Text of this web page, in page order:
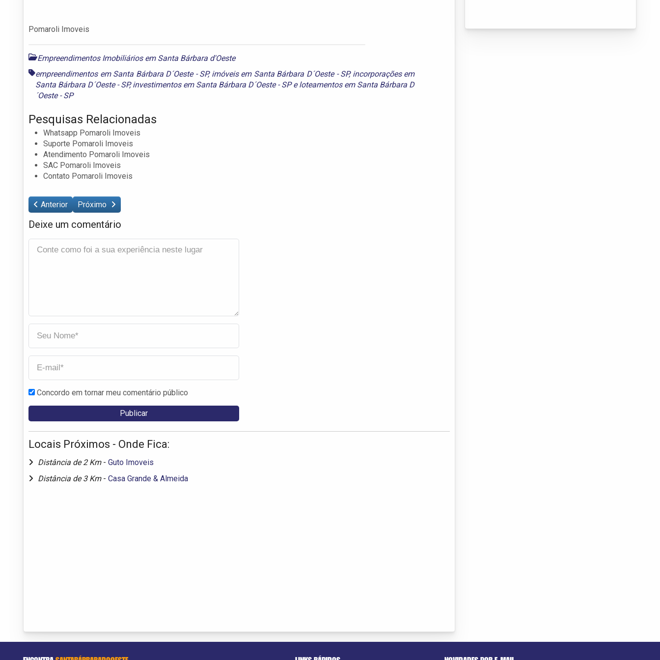
Pomaroli Imoveis
Empreendimentos Imobiliários em Santa Bárbara d'Oeste
empreendimentos em Santa Bárbara D´Oeste - SP, imóveis em Santa Bárbara D´Oeste - SP, incorporações em
Santa Bárbara D´Oeste - SP,investimentos em Santa Bárbara D´Oeste - SPeloteamentos em Santa Bárbara D
´Oeste - SP
Pesquisas Relacionadas
Whatsapp Pomaroli Imoveis
Suporte Pomaroli Imoveis
Atendimento Pomaroli Imoveis
SAC Pomaroli Imoveis
Contato Pomaroli Imoveis
Anterior Próximo
Deixe um comentário
Concordo em tornar meu comentário público
Locais Próximos - Onde Fica:
Distância de 2 Km - Guto Imoveis
Distância de 3 Km - Casa Grande & Almeida